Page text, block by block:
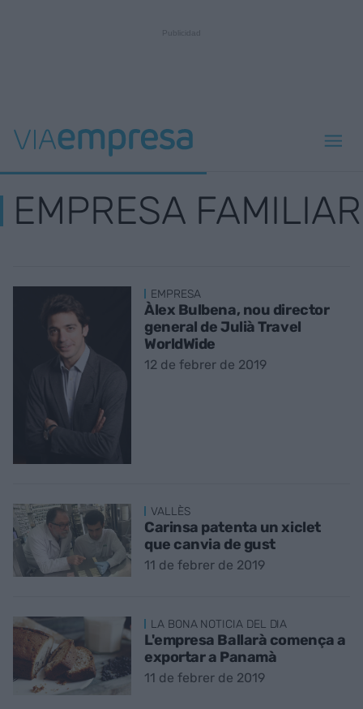
EMPRESA FAMILIAR
EMPRESA
Àlex Bulbena, nou director
general de Julià Travel
WorldWide
12 de febrer de 2019
VALLÈS
Carinsa patenta un xiclet
que canvia de gust
11 de febrer de 2019
LA BONA NOTICIA DEL DIA
L'empresa Ballarà comença a
exportar a Panamà
11 de febrer de 2019